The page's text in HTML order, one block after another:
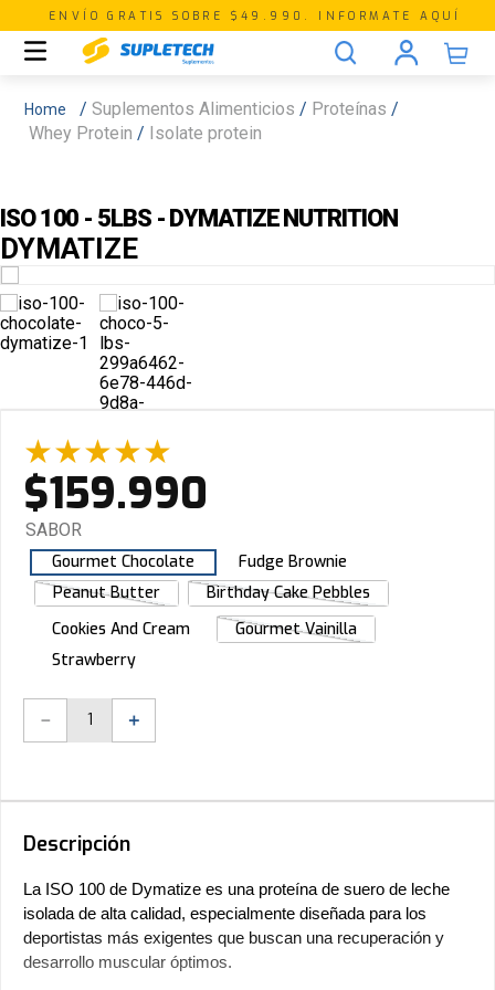
ENVÍO GRATIS SOBRE $49.990. INFORMATE AQUÍ
Suplementos Alimenticios
Proteínas
Whey Protein
Isolate protein
ISO 100 - 5LBS - DYMATIZE NUTRITION
DYMATIZE
★★★★★
$159.990
SABOR
Gourmet Chocolate
Fudge Brownie
Peanut Butter
Birthday Cake Pebbles
Cookies And Cream
Gourmet Vainilla
Strawberry
＋
－
Descripción
La ISO 100 de Dymatize es una proteína de suero de leche
isolada de alta calidad, especialmente diseñada para los
deportistas más exigentes que buscan una recuperación y
desarrollo muscular óptimos.